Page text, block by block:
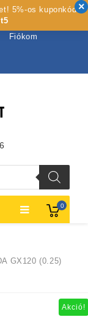
Fiókom
0
GX120 (0.25)
Akció!
5%-os kuponkód